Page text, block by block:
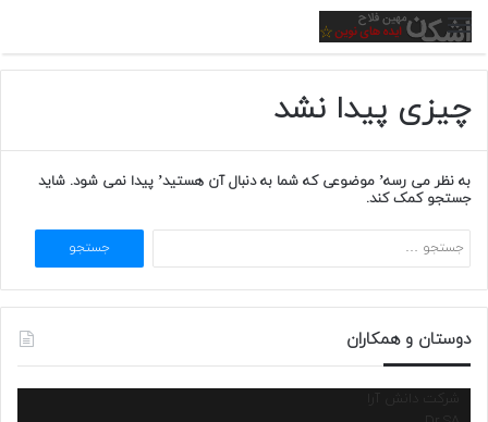
منو
چیزی پیدا نشد
به نظر می رسه’ موضوعی که شما به دنبال آن هستید’ پیدا نمی شود. شاید
جستجو کمک کند.
برای:
دوستان و همکاران
شرکت دانش آرا